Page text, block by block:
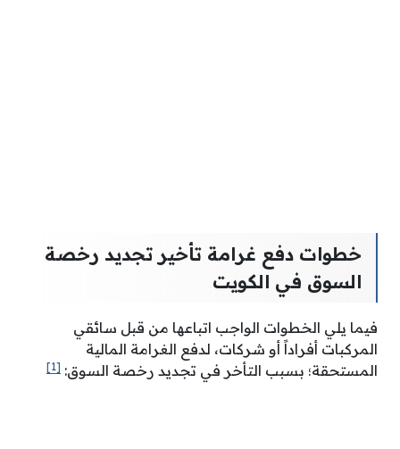
خطوات دفع غرامة تأخير تجديد رخصة
السوق في الكويت
فيما يلي الخطوات الواجب اتباعها من قبل سائقي
المركبات أفراداً أو شركات، لدفع الغرامة المالية
المستحقة؛ بسبب التأخر في تجديد رخصة السوق: [1]